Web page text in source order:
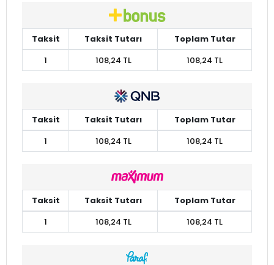
Taksit Taksit Tutarı
Toplam Tutar
1
108,24 TL 108,24 TL
Taksit Taksit Tutarı
Toplam Tutar
1
108,24 TL 108,24 TL
Taksit Taksit Tutarı
Toplam Tutar
1
108,24 TL 108,24 TL